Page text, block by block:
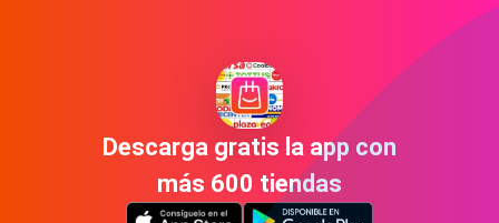
Descarga gratis la app con
más 600 tiendas